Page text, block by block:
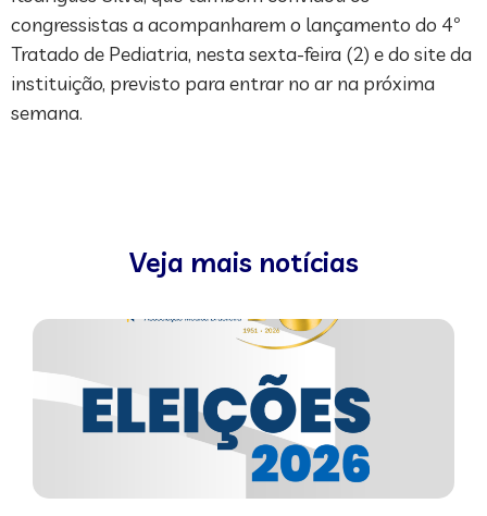
congressistas a acompanharem o lançamento do 4º
Tratado de Pediatria, nesta sexta-feira (2) e do site da
instituição, previsto para entrar no ar na próxima
semana.
Veja mais notícias